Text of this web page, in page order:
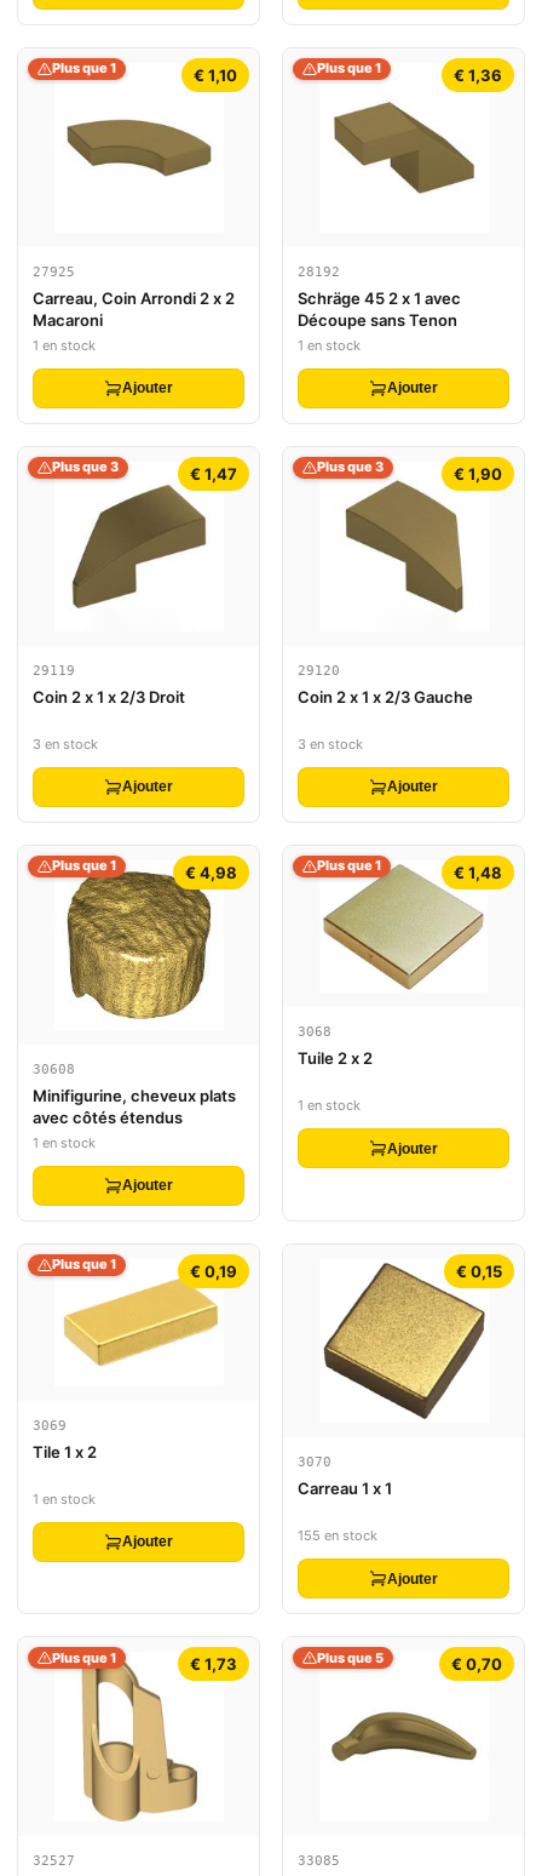
€ 1,10
Plus que 1
27925
Carreau, Coin Arrondi 2 x 2
Macaroni
1 en stock
Ajouter
€ 1,36
Plus que 1
28192
Schräge 45 2 x 1 avec
Découpe sans Tenon
1 en stock
Ajouter
€ 1,47
Plus que 3
29119
Coin 2 x 1 x 2/3 Droit
3 en stock
Ajouter
€ 1,90
Plus que 3
29120
Coin 2 x 1 x 2/3 Gauche
3 en stock
Ajouter
€ 4,98
Plus que 1
30608
Minifigurine, cheveux plats
avec côtés étendus
1 en stock
Ajouter
€ 1,48
Plus que 1
3068
Tuile 2 x 2
1 en stock
Ajouter
€ 0,19
Plus que 1
3069
Tile 1 x 2
1 en stock
Ajouter
€ 0,15
3070
Carreau 1 x 1
155 en stock
Ajouter
€ 1,73
Plus que 1
32527
€ 0,70
Plus que 5
33085